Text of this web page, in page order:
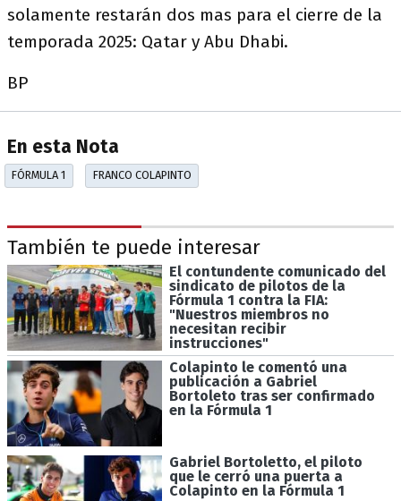
solamente restarán dos mas para el cierre de la
temporada 2025: Qatar y Abu Dhabi.
BP
En esta Nota
FÓRMULA 1 FRANCO COLAPINTO
También te puede interesar
El contundente comunicado del
sindicato de pilotos de la
Fórmula 1 contra la FIA:
"Nuestros miembros no
necesitan recibir
instrucciones"
Colapinto le comentó una
publicación a Gabriel
Bortoleto tras ser confirmado
en la Fórmula 1
Gabriel Bortoletto, el piloto
que le cerró una puerta a
Colapinto en la Fórmula 1